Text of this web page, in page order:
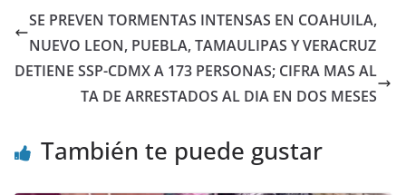
SE PREVEN TORMENTAS INTENSAS EN COAHUILA,
NUEVO LEON, PUEBLA, TAMAULIPAS Y VERACRUZ
DETIENE SSP-CDMX A 173 PERSONAS; CIFRA MAS AL
TA DE ARRESTADOS AL DIA EN DOS MESES
También te puede gustar